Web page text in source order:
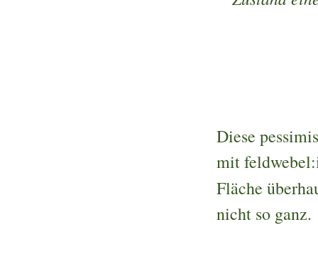
Diese
mit
Fläche
nicht so ganz.